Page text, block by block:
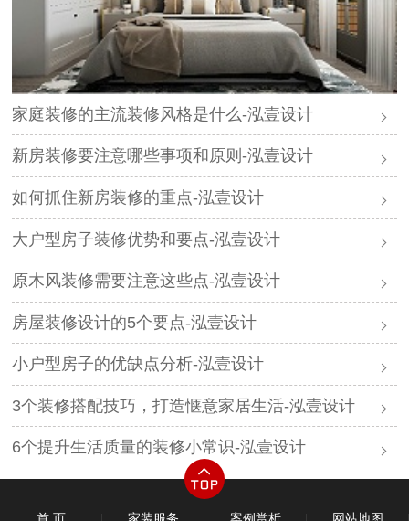
家庭装修的主流装修风格是什么-泓壹设计
新房装修要注意哪些事项和原则-泓壹设计
如何抓住新房装修的重点-泓壹设计
大户型房子装修优势和要点-泓壹设计
原木风装修需要注意这些点-泓壹设计
房屋装修设计的5个要点-泓壹设计
小户型房子的优缺点分析-泓壹设计
3个装修搭配技巧，打造惬意家居生活-泓壹设计
6个提升生活质量的装修小常识-泓壹设计​
首 页 家装服务 案例赏析 网站地图